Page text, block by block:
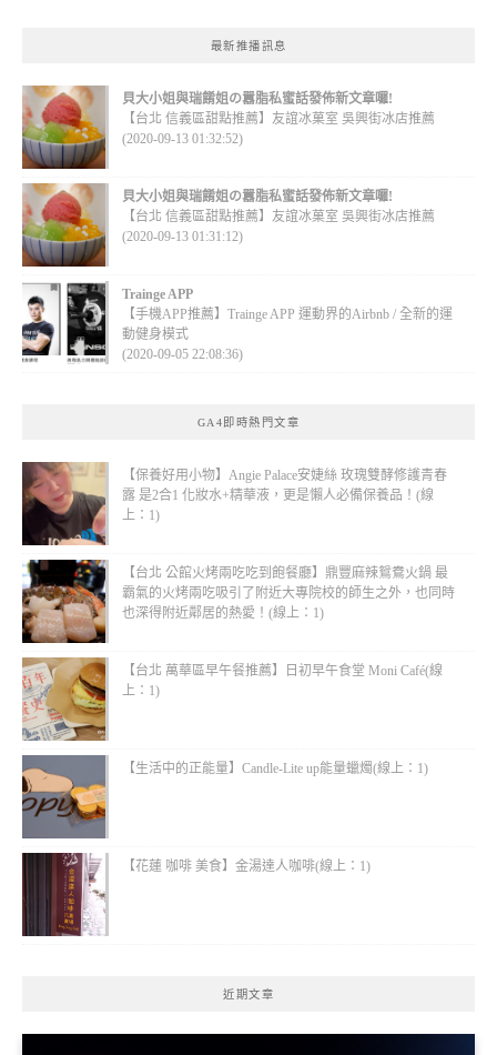
最新推播訊息
貝大小姐與瑞餚姐の囂脂私蜜話發佈新文章囉!
【台北 信義區甜點推薦】友誼冰菓室 吳興街冰店推薦
(2020-09-13 01:32:52)
貝大小姐與瑞餚姐の囂脂私蜜話發佈新文章囉!
【台北 信義區甜點推薦】友誼冰菓室 吳興街冰店推薦
(2020-09-13 01:31:12)
Trainge APP
【手機APP推薦】Trainge APP 運動界的Airbnb / 全新的運
動健身模式
(2020-09-05 22:08:36)
GA4即時熱門文章
【保養好用小物】Angie Palace安婕絲 玫瑰雙酵修護青春
露 是2合1 化妝水+精華液，更是懶人必備保養品！(線
上：1)
【台北 公館火烤兩吃吃到飽餐廳】鼎豐麻辣鴛鴦火鍋 最
霸氣的火烤兩吃吸引了附近大專院校的師生之外，也同時
也深得附近鄰居的熱愛！(線上：1)
【台北 萬華區早午餐推薦】日初早午食堂 Moni Café(線
上：1)
【生活中的正能量】Candle-Lite up能量蠟燭(線上：1)
【花蓮 咖啡 美食】金湯達人咖啡(線上：1)
近期文章